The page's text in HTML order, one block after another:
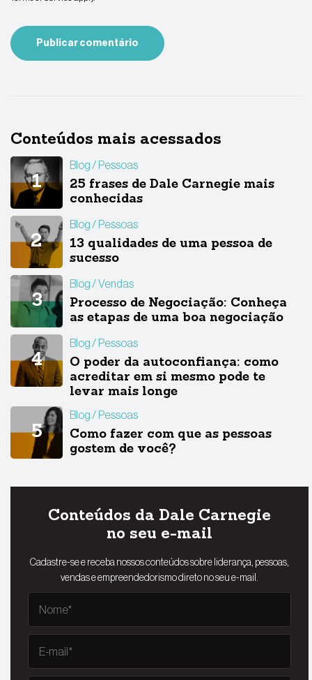
Conteúdos mais acessados
Blog Pessoas
25 frases de Dale Carnegie mais
conhecidas
Blog Pessoas
13 qualidades de uma pessoa de
sucesso
Blog Vendas
Processo de Negociação: Conheça
as etapas de uma boa negociação
Blog Pessoas
O poder da autoconfiança: como
acreditar em si mesmo pode te
levar mais longe
Blog Pessoas
Como fazer com que as pessoas
gostem de você?
Conteúdos da Dale Carnegie
no seu e-mail
Cadastre-se e receba nossos conteúdos sobre liderança, pessoas,
vendas e empreendedorismo direto no seu e-mail.